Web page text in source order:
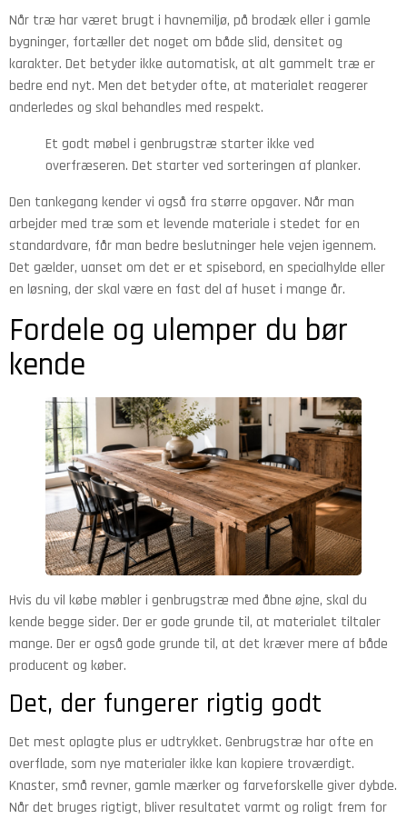
Når træ har været brugt i havnemiljø, på brodæk eller i gamle
bygninger, fortæller det noget om både slid, densitet og
karakter. Det betyder ikke automatisk, at alt gammelt træ er
bedre end nyt. Men det betyder ofte, at materialet reagerer
anderledes og skal behandles med respekt.
Et godt møbel i genbrugstræ starter ikke ved
overfræseren. Det starter ved sorteringen af planker.
Den tankegang kender vi også fra større opgaver. Når man
arbejder med træ som et levende materiale i stedet for en
standardvare, får man bedre beslutninger hele vejen igennem.
Det gælder, uanset om det er et spisebord, en specialhylde eller
en løsning, der skal være en fast del af huset i mange år.
Fordele og ulemper du bør
kende
Hvis du vil købe møbler i genbrugstræ med åbne øjne, skal du
kende begge sider. Der er gode grunde til, at materialet tiltaler
mange. Der er også gode grunde til, at det kræver mere af både
producent og køber.
Det, der fungerer rigtig godt
Det mest oplagte plus er udtrykket. Genbrugstræ har ofte en
overflade, som nye materialer ikke kan kopiere troværdigt.
Knaster, små revner, gamle mærker og farveforskelle giver dybde.
Når det bruges rigtigt, bliver resultatet varmt og roligt frem for